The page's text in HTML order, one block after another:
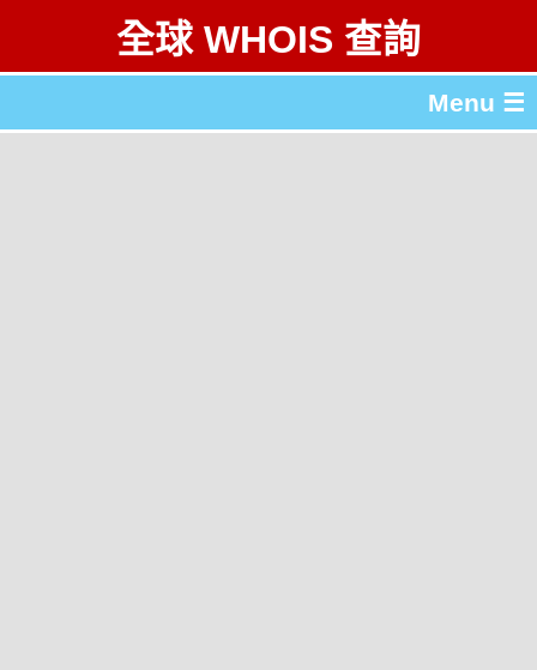
全球 WHOIS 查詢
Menu ☰